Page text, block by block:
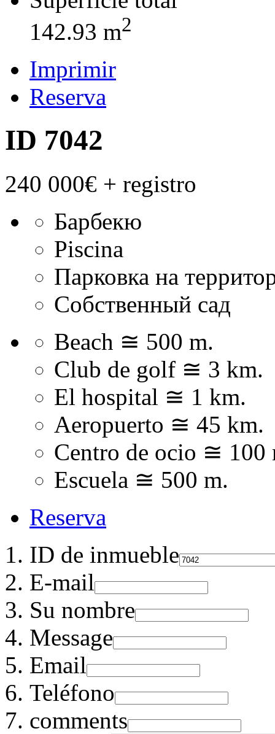
142.93 m2
Imprimir
Reserva
ID 7042
240 000€ + registro
Барбекю
Piscina
Парковка на
Собственный сад
Beach ≅ 500 m.
Club de golf ≅ 3 km.
El hospital ≅ 1 km.
Aeropuerto ≅ 45 km.
Centro de ocio ≅ 100
Escuela ≅ 500 m.
Reserva
ID de inmueble
E-mail
Su nombre
Message
Email
Teléfono
comments